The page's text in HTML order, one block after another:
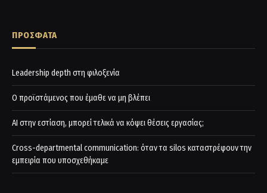
ΠΡΟΣΦΑΤΑ
Leadership depth στη φιλοξενία
Ο προϊστάμενος που έμαθε να μη βλέπει
AI στην εστίαση, μπορεί τελικά να κόψει θέσεις εργασίας;
Cross-departmental communication: όταν τα silos καταστρέφουν την
εμπειρία που υποσχεθήκαμε